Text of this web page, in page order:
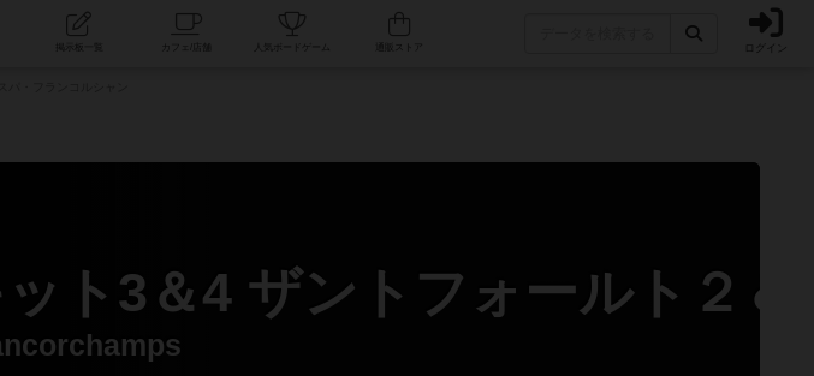
コミュニティ 人気ボードゲーム ログイン
ト3＆4 ザントフォールト２